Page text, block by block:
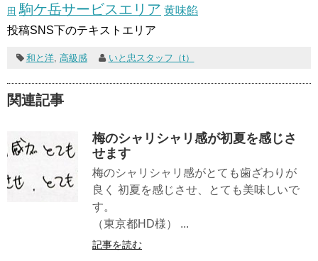
田 駒ケ岳サービスエリア 黄味餡
投稿SNS下のテキストエリア
和と洋, 高級感 いと忠スタッフ（t）
関連記事
梅のシャリシャリ感が初夏を感じさ
せます
梅のシャリシャリ感がとても歯ざわりが
良く 初夏を感じさせ、とても美味しいで
す。
（東京都HD様） ...
記事を読む